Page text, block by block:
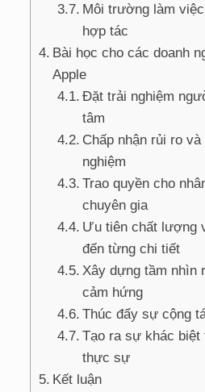
Môi trường làm
hợp tác
Bài học cho các doanh
Apple
Đặt trải nghiệm
tâm
Chấp nhận rủi ro
nghiệm
Trao quyền cho
chuyên gia
Ưu tiên chất lượng
đến từng chi tiết
Xây dựng tầm nhìn
cảm hứng
Thúc đẩy sự cộng
Tạo ra sự khác biệt
thực sự
Kết luận